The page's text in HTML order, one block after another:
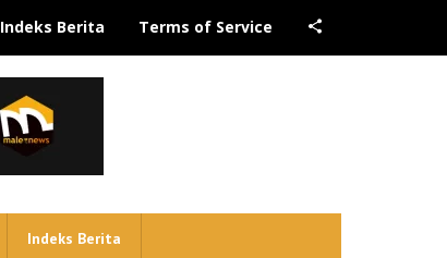
Indeks Berita Terms of Service
Indeks Berita